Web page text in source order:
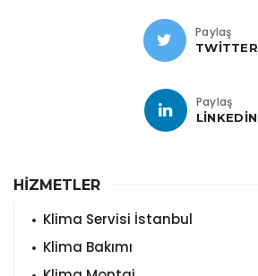
Paylaş
TWITTER
Paylaş
LINKEDIN
HİZMETLER
Klima Servisi İstanbul
Klima Bakımı